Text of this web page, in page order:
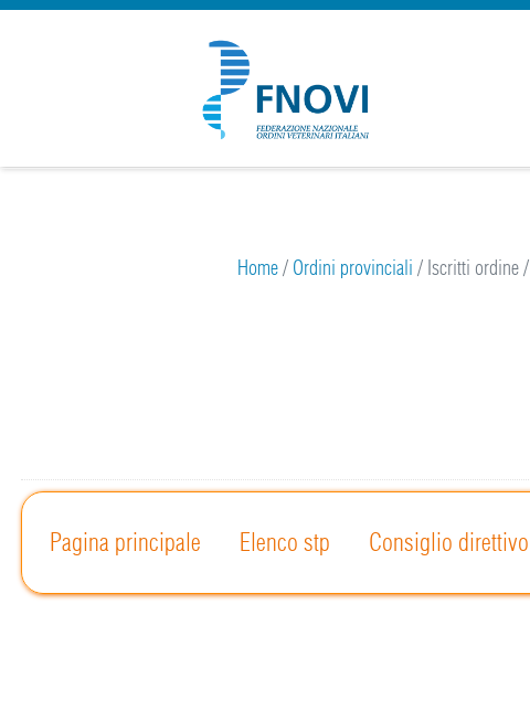
25
Home/ Ordini provinciali / Iscritti ordine/
Pagina principale Elenco stp Consiglio direttivo